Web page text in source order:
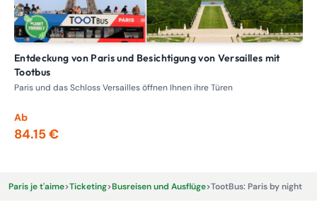
Entdeckung von Paris und Besichtigung von Versailles mit
Tootbus
Paris und das Schloss Versailles öffnen Ihnen ihre Türen
Ab
84.15 €
Paris je t'aime>Ticketing>Busreisen und Ausflüge>TootBus: Paris by night